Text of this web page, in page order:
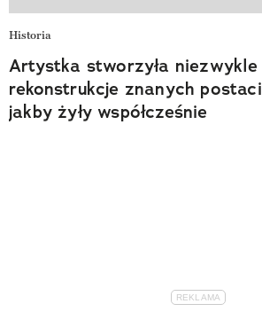
Historia
Artystka stworzyła
rekonstrukcje znanych
jakby żyły współcześnie